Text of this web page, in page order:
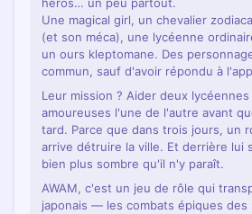
Une magical girl, un chevalier
(et son méca), une lycéenne
un ours kleptomane. Des
commun, sauf d'avoir répondu à
Leur mission ? Aider deux
amoureuses l'une de l'autre avant
tard. Parce que dans trois jours, un
arrive détruire la ville. Et derrière lui
bien plus sombre qu'il n'y paraît.
AWAM, c'est un jeu de rôle qui
japonais — les combats épiques